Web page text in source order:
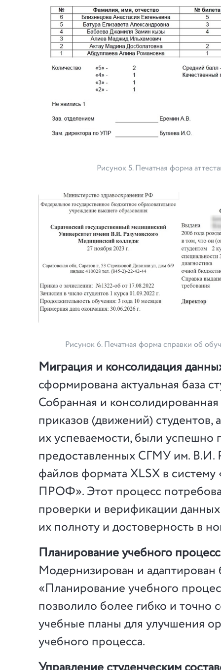
Рисунок 5. Печатная форма
Рисунок 6. Печатная форма справки об
Миграция и консолидация
сформирована актуальная база
Собранная и
приказов (движений) студентов,
их успеваемости, были успешно
предоставленных СГМУ им. В.И.
файлов формата XLSX в систему
ПРОФ». Этот процесс
проверки и верификации
их полноту и достоверность в
Планирование учебного
Модернизирован и адаптирован
«Планирование учебного
позволило более гибко и точно
учебные планы для улучшения
учебного процесса.